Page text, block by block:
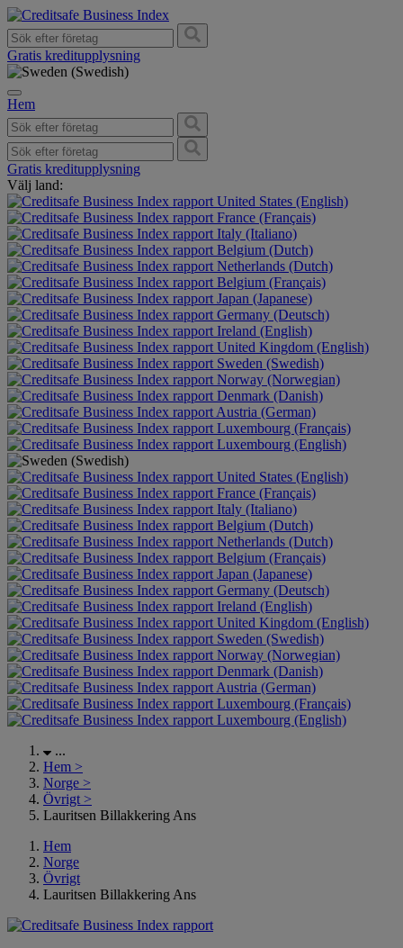
Gratis kreditupplysning
Hem
Gratis kreditupplysning
Välj land:
United States (English)
France (Français)
Italy (Italiano)
Belgium (Dutch)
Netherlands (Dutch)
Belgium (Français)
Japan (Japanese)
Germany (Deutsch)
Ireland (English)
United Kingdom (English)
Sweden (Swedish)
Norway (Norwegian)
Denmark (Danish)
Austria (German)
Luxembourg (Français)
Luxembourg (English)
United States (English)
France (Français)
Italy (Italiano)
Belgium (Dutch)
Netherlands (Dutch)
Belgium (Français)
Japan (Japanese)
Germany (Deutsch)
Ireland (English)
United Kingdom (English)
Sweden (Swedish)
Norway (Norwegian)
Denmark (Danish)
Austria (German)
Luxembourg (Français)
Luxembourg (English)
...
Hem >
Norge >
Övrigt >
Lauritsen Billakkering Ans
Hem
Norge
Övrigt
Lauritsen Billakkering Ans